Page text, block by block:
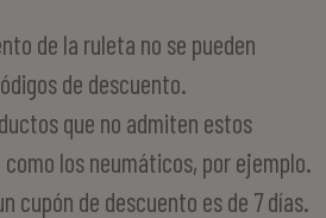
de la ruleta no se pueden
de descuento.
que no admiten estos
los neumáticos, por ejemplo.
cupón de descuento es de 7 días.